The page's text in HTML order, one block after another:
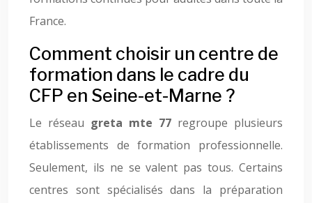
France.
Comment choisir un centre de
formation dans le cadre du
CFP en Seine-et-Marne ?
Le réseau greta mte 77 regroupe plusieurs
établissements de formation professionnelle.
Seulement, ils ne se valent pas tous. Certains
centres sont spécialisés dans la préparation